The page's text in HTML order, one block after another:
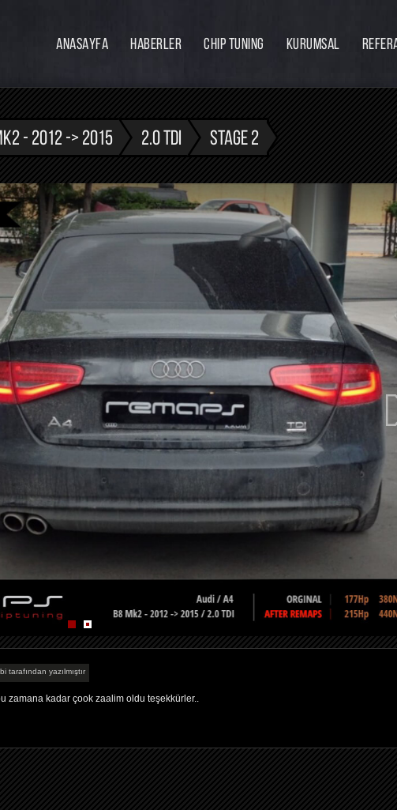
ANASAYFA HABERLER CHIP TUNING KURUMSAL
İnsan Kaynakları
- 2012 -> 2015 2.0 TDI STAGE 2
tarafından yazılmıştır
zamana kadar çook zaalim oldu teşekkürler..